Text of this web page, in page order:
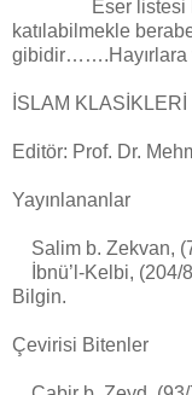
Eser
katılabilmekle
gibidir…….Hayırlara
İSLAM KLASİKLERİ
Editör: Prof. Dr.
Yayınlananlar
Salim b. Zekvan,
İbnü’l-Kelbi, (204/
Bilgin.
Çevirisi Bitenler